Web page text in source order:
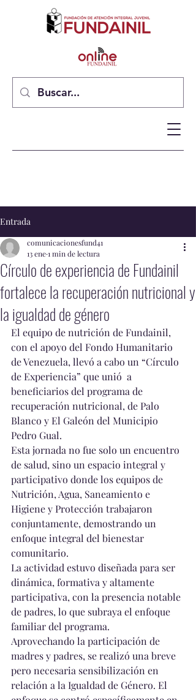
Entrada
Círculo de experiencia de Fundainil
fortalece la recuperación nutricional y
la igualdad de género
comunicacionesfund41
13 ene1 min de lectura
El equipo de nutrición de Fundainil,
con el apoyo del Fondo Humanitario
de Venezuela, llevó a cabo un “Círculo
de Experiencia” que unió  a
beneficiarios del programa de
recuperación nutricional, de Palo
Blanco y El Galeón del Municipio
Pedro Gual.
Esta jornada no fue solo un encuentro
de salud, sino un espacio integral y
participativo donde los equipos de
Nutrición, Agua, Saneamiento e
Higiene y Protección trabajaron
conjuntamente, demostrando un
enfoque integral del bienestar
comunitario.
La actividad estuvo diseñada para ser
dinámica, formativa y altamente
participativa, con la presencia notable
de padres, lo que subraya el enfoque
familiar del programa.
Aprovechando la participación de
madres y padres, se realizó una breve
pero necesaria sensibilización en
relación a la Igualdad de Género. El